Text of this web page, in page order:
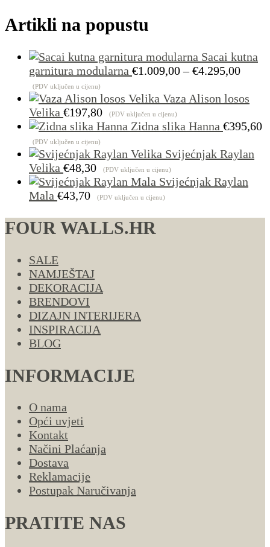
Artikli na popustu
Sacai kutna
garnitura modularna €1.009,00 – €4.295,00
od
do
(PDV uključen u cijenu)
Vaza Alison losos
Velika €197,80 (PDV uključen u cijenu)
Zidna slika Hanna €395,60
(PDV uključen u cijenu)
Svijećnjak Raylan
Velika €48,30 (PDV uključen u cijenu)
Svijećnjak Raylan
Mala €43,70 (PDV uključen u cijenu)
FOUR WALLS.HR
SALE
NAMJEŠTAJ
DEKORACIJA
BRENDOVI
DIZAJN INTERIJERA
INSPIRACIJA
BLOG
INFORMACIJE
O nama
Opći uvjeti
Kontakt
Načini Plaćanja
Dostava
Reklamacije
Postupak Naručivanja
PRATITE NAS